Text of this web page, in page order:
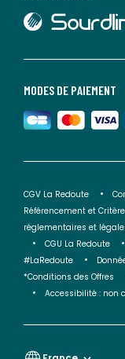
MODES DE PAIEMENT
lien vers Sourdline
CGV La Redoute
Référencement et
réglementaires et
CGU La Redoute
#LaRedoute
*Conditions des Offres
Accessibilité : non